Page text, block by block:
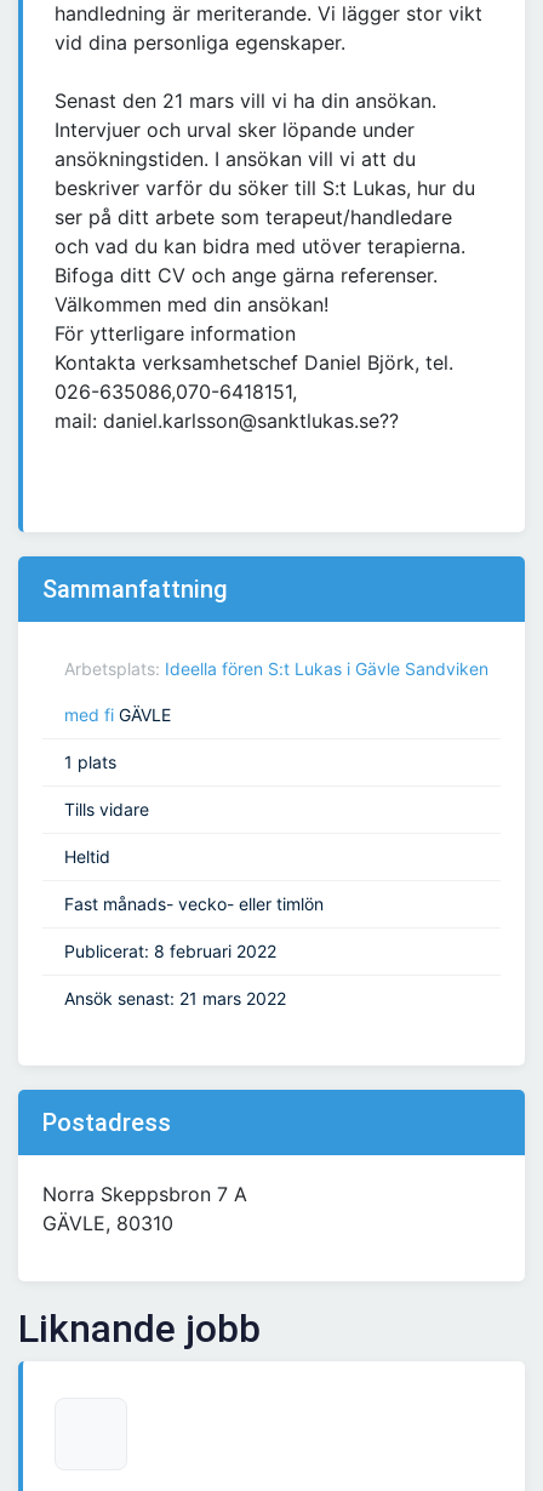
handledning är meriterande. Vi lägger stor vikt
vid dina personliga egenskaper.
Senast den 21 mars vill vi ha din ansökan.
Intervjuer och urval sker löpande under
ansökningstiden. I ansökan vill vi att du
beskriver varför du söker till S:t Lukas, hur du
ser på ditt arbete som terapeut/handledare
och vad du kan bidra med utöver terapierna.
Bifoga ditt CV och ange gärna referenser.
Välkommen med din ansökan!
För ytterligare information
Kontakta verksamhetschef Daniel Björk, tel.
026-635086,070-6418151,
mail: daniel.karlsson@sanktlukas.se??
Sammanfattning
Arbetsplats: Ideella fören S:t Lukas i Gävle Sandviken
med fi GÄVLE
1 plats
Tills vidare
Heltid
Fast månads- vecko- eller timlön
Publicerat: 8 februari 2022
Ansök senast: 21 mars 2022
Postadress
Norra Skeppsbron 7 A
GÄVLE, 80310
Liknande jobb